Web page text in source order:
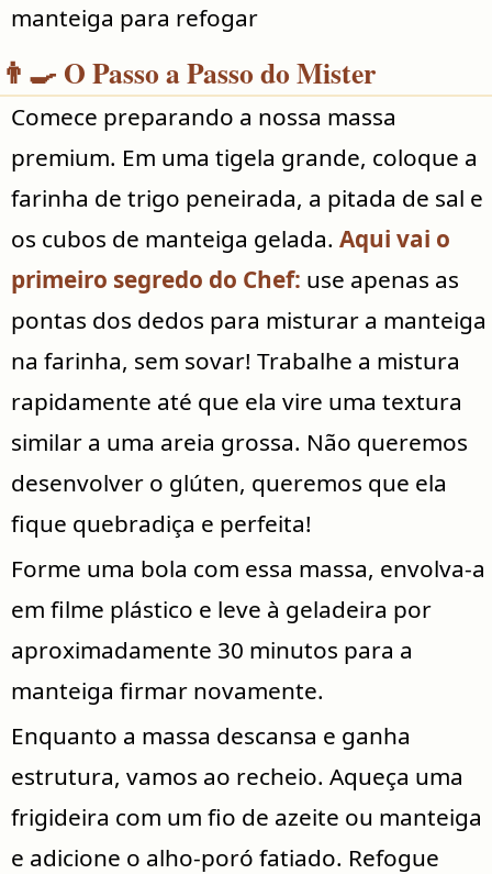
manteiga para refogar
👨‍🍳 O Passo a Passo do Mister
Comece preparando a nossa massa
premium. Em uma tigela grande, coloque a
farinha de trigo peneirada, a pitada de sal e
os cubos de manteiga gelada. Aqui vai o
primeiro segredo do Chef: use apenas as
pontas dos dedos para misturar a manteiga
na farinha, sem sovar! Trabalhe a mistura
rapidamente até que ela vire uma textura
similar a uma areia grossa. Não queremos
desenvolver o glúten, queremos que ela
fique quebradiça e perfeita!
Forme uma bola com essa massa, envolva-a
em filme plástico e leve à geladeira por
aproximadamente 30 minutos para a
manteiga firmar novamente.
Enquanto a massa descansa e ganha
estrutura, vamos ao recheio. Aqueça uma
frigideira com um fio de azeite ou manteiga
e adicione o alho-poró fatiado. Refogue